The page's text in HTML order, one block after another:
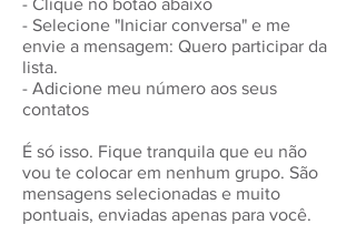
- Clique no botão abaixo
- Selecione "Iniciar conversa" e me
envie a mensagem: Quero participar da
lista.
- Adicione meu número aos seus
contatos
É só isso. Fique tranquila que eu não
vou te colocar em nenhum grupo. São
mensagens selecionadas e muito
pontuais, enviadas apenas para você.